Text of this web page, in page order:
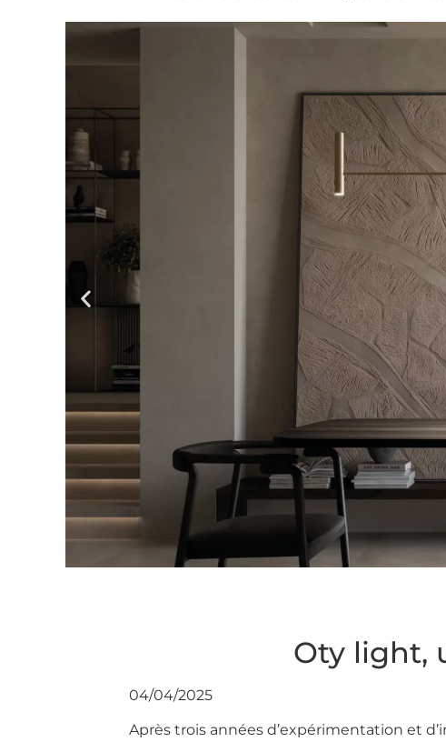
Oty light,
04/04/2025
Après trois années d’expérimentation et